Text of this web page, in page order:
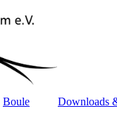
Boule Downloads